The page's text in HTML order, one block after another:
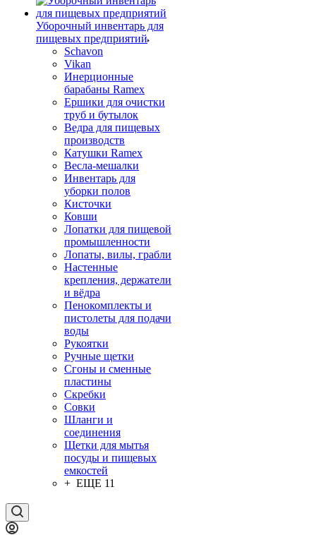
Уборочный инвентарь для
пищевых предприятий
Schavon
Vikan
Инерционные
барабаны Ramex
Ершики для очистки
труб и бутылок
Ведра для пищевых
производств
Катушки Ramex
Весла-мешалки
Инвентарь для
уборки полов
Кисточки
Ковши
Лопатки для пищевой
промышленности
Лопаты, вилы, грабли
Настенные
крепления, держатели
и вёдра
Пенокомплекты и
пистолеты для подачи
воды
Рукоятки
Ручные щетки
Сгоны и сменные
пластины
Скребки
Совки
Шланги и
соединения
Щетки для мытья
посуды и пищевых
емкостей
+ ЕЩЕ 11